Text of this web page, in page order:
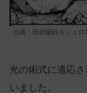
出典：呪術廻戦モジュ
光の術式に適応
いました。